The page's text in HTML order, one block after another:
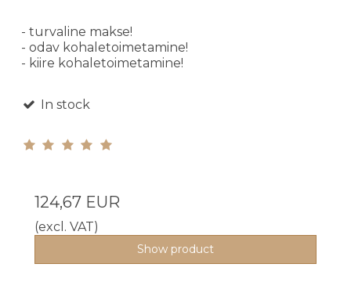
- turvaline makse!
- odav kohaletoimetamine!
- kiire kohaletoimetamine!
In stock
124,67 EUR
(excl. VAT)
Show product